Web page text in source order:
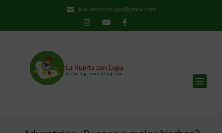
lahuertaconlupa@gmail.com